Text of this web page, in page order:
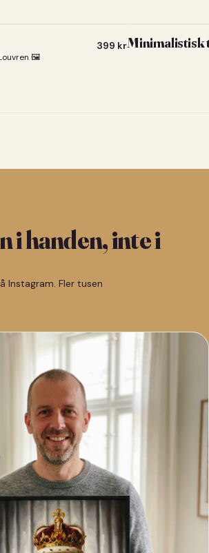
🖼️
399 krMinimalistisk
i handen, inte i
Instagram. Fler tusen